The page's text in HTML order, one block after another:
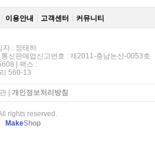
이용안내 고객센터 커뮤니티
자 : 정태하
신판매업신고번호 : 제2011-충남논산-0053호
| 팩스 :
560-13
| 개인정보처리방침
rights reserved.
MakeShop